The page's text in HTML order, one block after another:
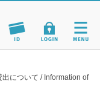
出について / Information of